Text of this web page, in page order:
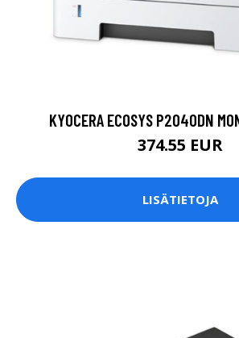
KYOCERA ECOSYS P2040DN
374.55 EUR
LISÄTIETOJA